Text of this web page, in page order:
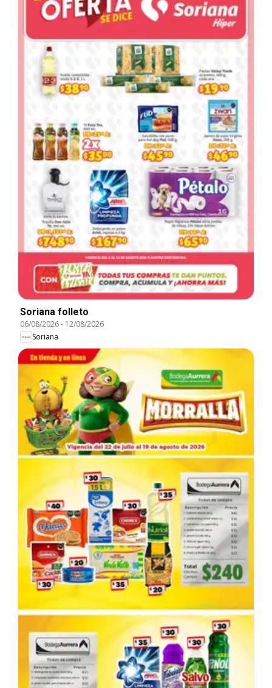
Soriana folleto
06/08/2026- 12/08/2026
Soriana